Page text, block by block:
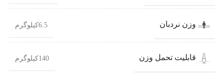
وزن نردبان 6.5کیلوگرم
قابلیت تحمل وزن 140کیلوگرم